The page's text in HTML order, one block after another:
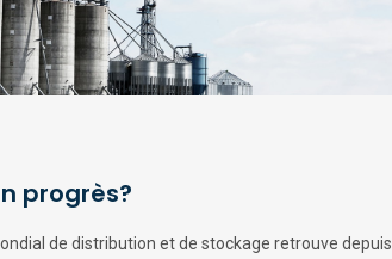
progrès?
de distribution et de stockage retrouve depuis